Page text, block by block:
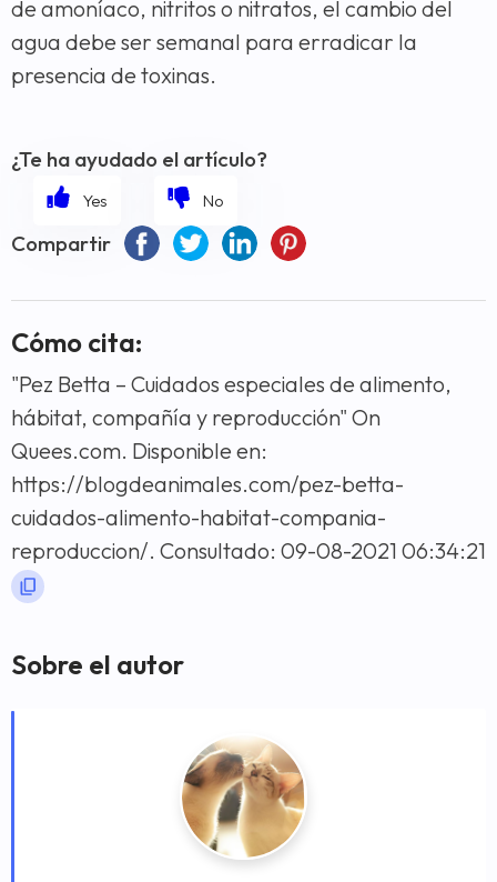
de amoníaco, nitritos o nitratos, el cambio del
agua debe ser semanal para erradicar la
presencia de toxinas.
¿Te ha ayudado el artículo?
Compartir
Cómo cita:
"Pez Betta – Cuidados especiales de alimento,
hábitat, compañía y reproducción" On
Quees.com. Disponible en:
https://blogdeanimales.com/pez-betta-
cuidados-alimento-habitat-compania-
reproduccion/. Consultado: 09-08-2021 06:34:21
Sobre el autor